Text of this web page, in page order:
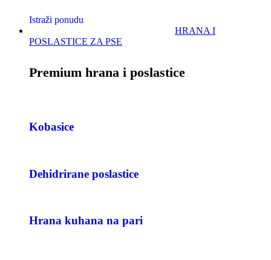
Istraži ponudu
HRANA I
POSLASTICE ZA PSE
Premium hrana i poslastice
Kobasice
Dehidrirane poslastice
Hrana kuhana na pari